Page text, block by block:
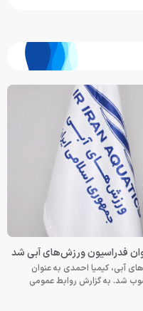
فدراسیون ورزش‌های آبی شد
آبی، کیمیا احمدی به عنوان
شد. به گزارش روابط عمومی